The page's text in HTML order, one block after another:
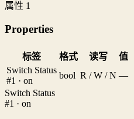
属性 1
Properties
标签 格式 读写
值
Switch Status
#1 · on
bool R / W / N —
Switch Status
#1 · on